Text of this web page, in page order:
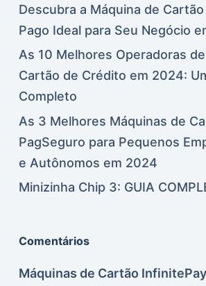
Descubra a Máquina de
Pago Ideal para Seu Negócio
As 10 Melhores Operadoras
Cartão de Crédito em 2024:
Completo
As 3 Melhores Máquinas de
PagSeguro para Pequenos
e Autônomos em 2024
Minizinha Chip 3: GUIA
Comentários
Máquinas de Cartão